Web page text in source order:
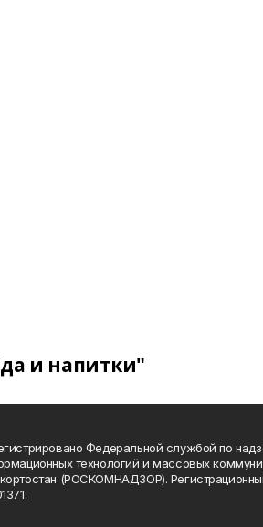
и напитки"
Федеральной службой по
технологий и массовых
(РОСКОМНАДЗОР).